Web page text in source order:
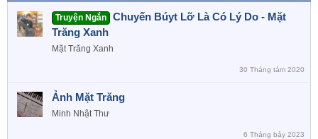
Truyện Ngắn
Chuyến Búyt Lỡ Là Có Lý Do - Mặt
Trăng Xanh
Mặt Trăng Xanh
30 Tháng tám 2020
Ảnh Mặt Trăng
Minh Nhật Thư
6 Tháng bảy 2023